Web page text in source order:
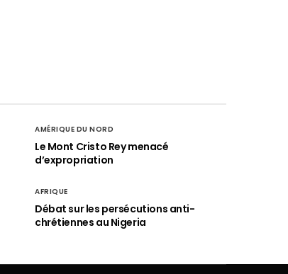
AMÉRIQUE DU NORD
Le Mont Cristo Rey menacé
d’expropriation
AFRIQUE
Débat sur les persécutions anti-
chrétiennes au Nigeria